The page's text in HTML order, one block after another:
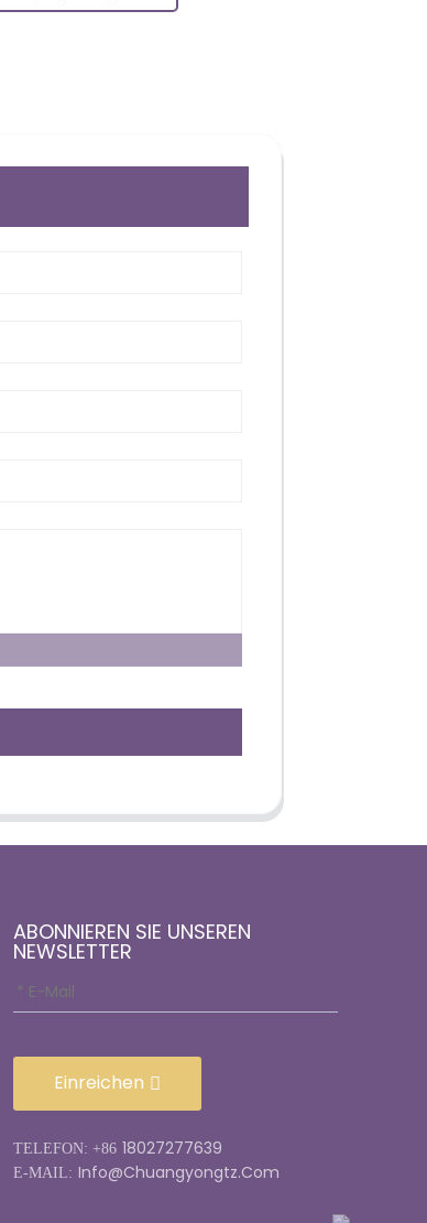
ABONNIEREN SIE UNSEREN
NEWSLETTER
Einreichen
TELEFON: +86 18027277639
E-MAIL: Info@chuangyongtz.com